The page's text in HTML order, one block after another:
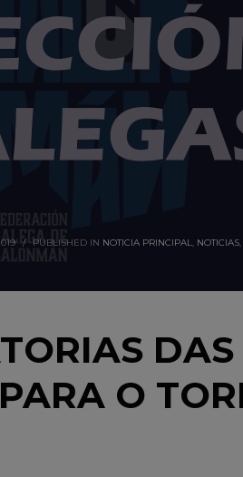
/ PUBLISHED IN NOTICIA PRINCIPAL, NOTICIAS,
DAS
O